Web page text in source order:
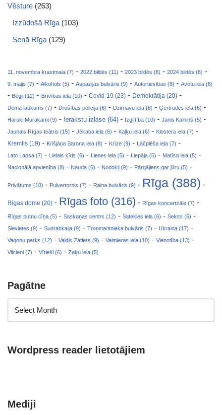
Vēsture (263)
Izzūdošā Rīga (103)
Senā Rīga (129)
11. novembra krastmala (7) - 2022 bildēs (11) - 2023 bildēs (8) - 2024 bildēs (8) -
9. maijs (7) - Alkohols (5) - Aspazijas bulvāris (9) - Autortiesības (8) - Avotu iela (8)
- Bēgļi (12) - Brīvības iela (10) - Covid-19 (23) - Demokrātija (20) -
Doma laukums (7) - Drošības policija (8) - Dzirnavu iela (8) - Ģertrūdes iela (6) -
Haruki Murakami (9) - Ierakstu izlase (64) - Izglītība (10) - Jānis Kalniņš (5) -
Jaunais Rīgas teātris (15) - Jēkaba iela (6) - Kaļķu iela (6) - Klostera iela (7) -
Kremlis (19) - Krišjāņa Barona iela (8) - Krīze (9) - Lāčplēša iela (7) -
Lato Lapsa (7) - Lielais ķīris (6) - Lienes iela (5) - Liepāja (5) - Matīsa iela (5) -
Nacionālā apvienība (8) - Nauda (6) - Nodokļi (9) - Pārgājiens gar jūru (5) -
Privātums (10) - Pulvertornis (7) - Raiņa bulvāris (9) - Rīga (388) -
Rīgas dome (20) - Rīgas foto (316) - Rīgas koncertzāle (7) -
Rīgas putnu cīņa (5) - Saskaņas centrs (12) - Satekles iela (6) - Sekss (6) -
Sievietes (9) - Sudrabkaija (9) - Troņmantnieka bulvāris (7) - Ukraina (17) -
Vagonu parks (12) - Valdis Zatlers (9) - Valmieras iela (10) - Vienotība (13) -
Vilcieni (7) - Vīrieši (6) - Zaķu iela (5)
Pagātne
Wordpress reader lietotājiem
Mediji